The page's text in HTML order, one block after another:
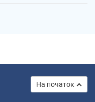
На початок